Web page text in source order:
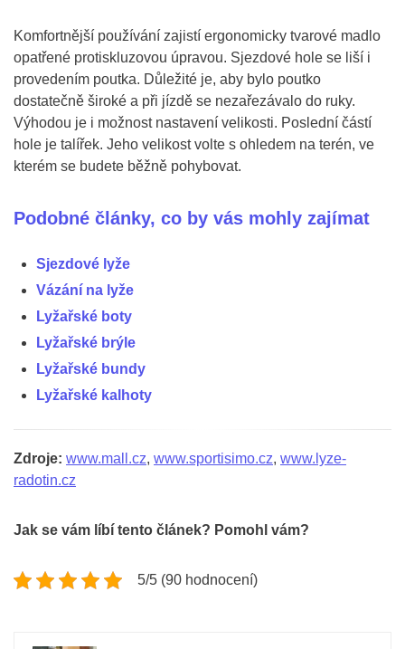
Komfortnější používání zajistí ergonomicky tvarové madlo
opatřené protiskluzovou úpravou. Sjezdové hole se liší i
provedením poutka. Důležité je, aby bylo poutko
dostatečně široké a při jízdě se nezařezávalo do ruky.
Výhodou je i možnost nastavení velikosti. Poslední částí
hole je talířek. Jeho velikost volte s ohledem na terén, ve
kterém se budete běžně pohybovat.
Podobné články, co by vás mohly zajímat
Sjezdové lyže
Vázání na lyže
Lyžařské boty
Lyžařské brýle
Lyžařské bundy
Lyžařské kalhoty
Zdroje: www.mall.cz, www.sportisimo.cz, www.lyze-
radotin.cz
Jak se vám líbí tento článek? Pomohl vám?
5/5 (90 hodnocení)